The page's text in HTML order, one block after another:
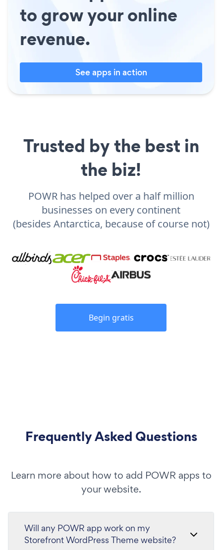
to grow your online
revenue.
See apps in action
Trusted by the best in
the biz!
POWR has helped over a half million
businesses on every continent
(besides Antarctica, because of course not)
Begin gratis
Frequently Asked Questions
Learn more about how to add POWR apps to
your website.
Will any POWR app work on my
Storefront WordPress Theme website?